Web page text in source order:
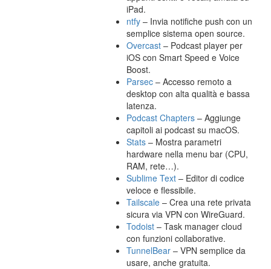
iPad.
ntfy – Invia notifiche push con un
semplice sistema open source.
Overcast – Podcast player per
iOS con Smart Speed e Voice
Boost.
Parsec – Accesso remoto a
desktop con alta qualità e bassa
latenza.
Podcast Chapters – Aggiunge
capitoli ai podcast su macOS.
Stats – Mostra parametri
hardware nella menu bar (CPU,
RAM, rete…).
Sublime Text – Editor di codice
veloce e flessibile.
Tailscale – Crea una rete privata
sicura via VPN con WireGuard.
Todoist – Task manager cloud
con funzioni collaborative.
TunnelBear – VPN semplice da
usare, anche gratuita.